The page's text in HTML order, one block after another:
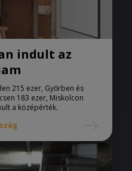
indult az
215 ezer, Győrben és
183 ezer, Miskolcon
a középérték.